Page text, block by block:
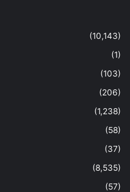
(10,143)
(1)
(103)
(206)
(1,238)
(58)
(37)
(8,535)
(57)